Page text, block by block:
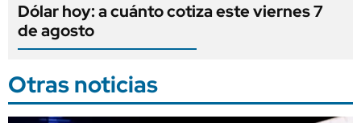
Dólar hoy: a cuánto cotiza este viernes 7
de agosto
Otras noticias